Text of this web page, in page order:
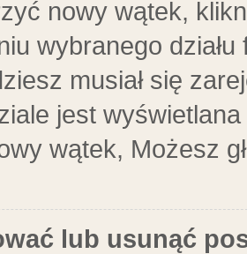
nowy wątek,
wybranego
musiał się
jest
wątek, Możesz
lub usunąć